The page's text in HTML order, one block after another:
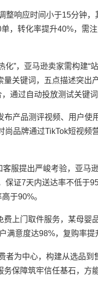
整响应时间小于15分钟
，转化率提升40%，需
”，亚马逊卖家需构建“
关键词，五点描述突出
通过自动投放测试关键
产品测评视频、用户使
品牌通过TikTok短视频
服提出严峻考验，亚马
证7天内送达率不低于
于90%。
上门取件服务，某母婴
意度达98%，复购率提
为中心，构建从选品到
保障筑牢信任基石，方